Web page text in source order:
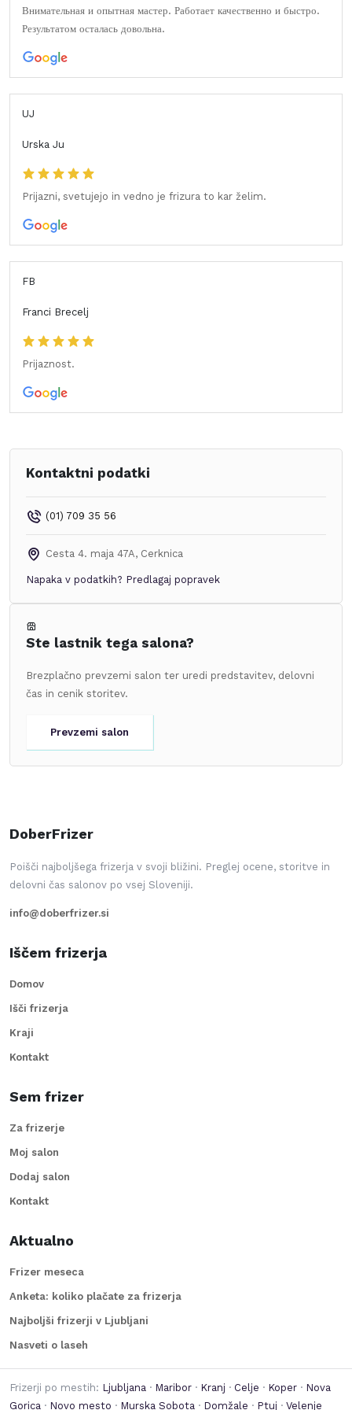
Внимательная и опытная мастер. Работает качественно и быстро.
Результатом осталась довольна.
UJ
Urska Ju
Prijazni, svetujejo in vedno je frizura to kar želim.
FB
Franci Brecelj
Prijaznost.
Kontaktni podatki
(01) 709 35 56
Cesta 4. maja 47A, Cerknica
Napaka v podatkih? Predlagaj popravek
Ste lastnik tega salona?
Brezplačno prevzemi salon ter uredi predstavitev, delovni
čas in cenik storitev.
Prevzemi salon
DoberFrizer
Poišči najboljšega frizerja v svoji bližini. Preglej ocene, storitve in
delovni čas salonov po vsej Sloveniji.
info@doberfrizer.si
Iščem frizerja
Domov
Išči frizerja
Kraji
Kontakt
Sem frizer
Za frizerje
Moj salon
Dodaj salon
Kontakt
Aktualno
Frizer meseca
Anketa: koliko plačate za frizerja
Najboljši frizerji v Ljubljani
Nasveti o laseh
Frizerji po mestih: Ljubljana · Maribor · Kranj · Celje · Koper · Nova
Gorica · Novo mesto · Murska Sobota · Domžale · Ptuj · Velenje